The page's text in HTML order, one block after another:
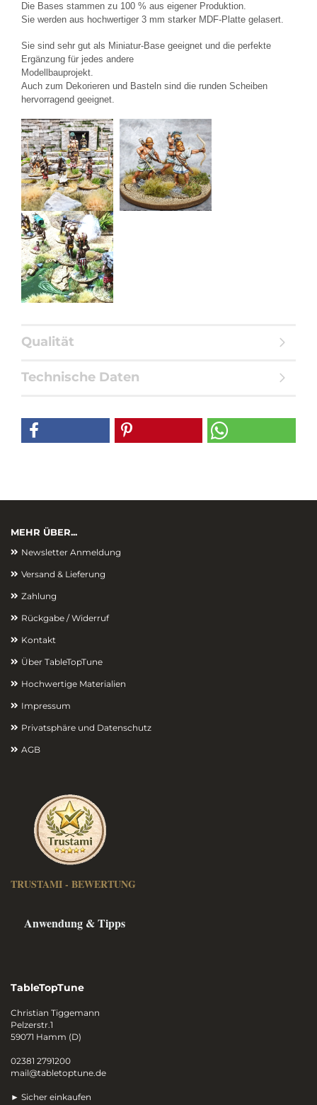
Die Bases stammen zu 100 % aus eigener Produktion.
Sie werden aus hochwertiger 3 mm starker MDF-Platte gelasert.
Sie sind sehr gut als Miniatur-Base geeignet und die perfekte
Ergänzung für jedes andere
Modellbauprojekt.
Auch zum Dekorieren und Basteln sind die runden Scheiben
hervorragend geeignet.
Qualität
Technische Daten
MEHR ÜBER...
Newsletter Anmeldung
Versand & Lieferung
Zahlung
Rückgabe / Widerruf
Kontakt
Über TableTopTune
Hochwertige Materialien
Impressum
Privatsphäre und Datenschutz
AGB
TRUSTAMI - BEWERTUNG
Anwendung & Tipps
TableTopTune
Christian Tiggemann
Pelzerstr.1
59071 Hamm (D)
02381 2791200
mail@tabletoptune.de
► Sicher einkaufen